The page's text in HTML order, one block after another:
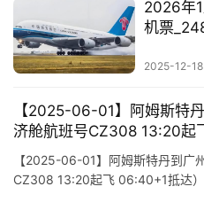
2026年
机票
2025-12-18
【2025-06-01】阿姆斯特
济舱航班号CZ308 13:20起
【2025-06-01】阿姆斯特丹到广
CZ308 13:20起飞 06:40+1抵达）